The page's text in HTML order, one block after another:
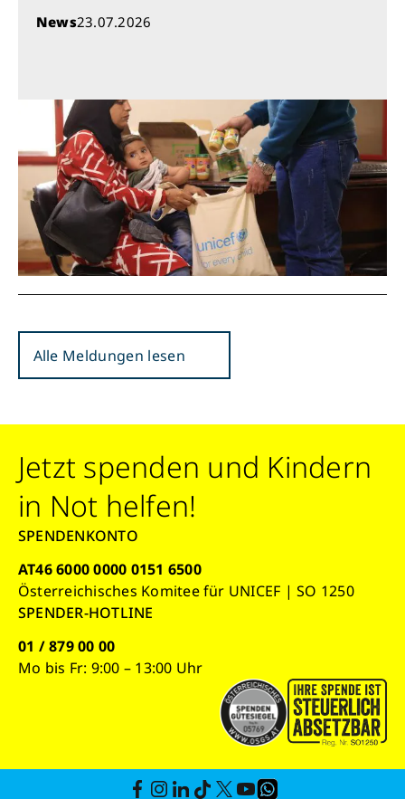
News23.07.2026
Alle Meldungen lesen
Jetzt spenden und Kindern
in Not helfen!
SPENDENKONTO
AT46 6000 0000 0151 6500
Österreichisches Komitee für UNICEF | SO 1250
SPENDER-HOTLINE
01 / 879 00 00
Mo bis Fr: 9:00 – 13:00 Uhr